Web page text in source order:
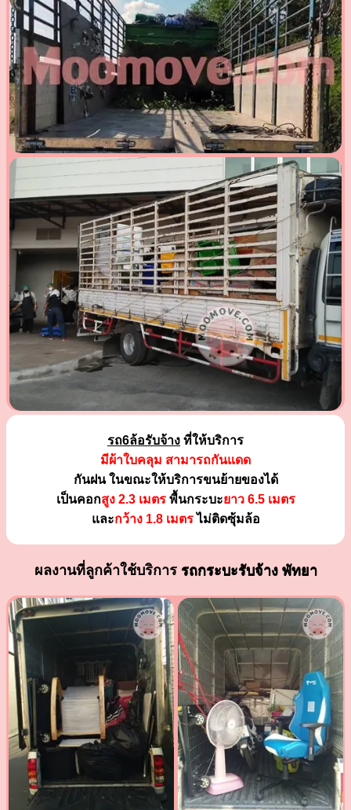
รถ6ล้อรับจ้าง ที่ให้บริการ
มีผ้าใบคลุม สามารถกันแดด
กันฝน ในขณะให้บริการขนย้ายของได้
เป็นคอกสูง 2.3 เมตรพื้นกระบะยาว 6.5 เมตร
และกว้าง 1.8 เมตรไม่ติดซุ้มล้อ
ผลงานที่ลูกค้าใช้บริการ รถกระบะรับจ้าง พัทยา